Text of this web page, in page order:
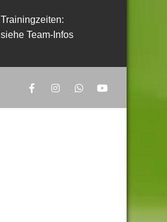
Trainingzeiten:
siehe Team-Infos